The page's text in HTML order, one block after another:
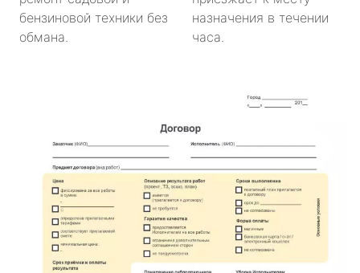
бензиновой техники без
обмана.
назначения в течении
часа.